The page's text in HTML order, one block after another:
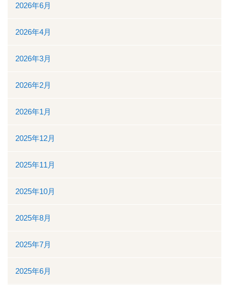
入院のご案内
緩和ケア病床
地域包括ケア病棟
面会時間について
身体的拘束最小化のための方針
部門について
消化器センター
透析室
看護部
検査部
薬剤部
2026年6月
2026年4月
2026年3月
2026年2月
2026年1月
2025年12月
2025年11月
2025年10月
2025年8月
2025年7月
2025年6月